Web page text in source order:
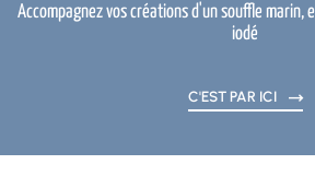
Accompagnez vos créations d'un souffle
iodé
C'EST PAR ICI